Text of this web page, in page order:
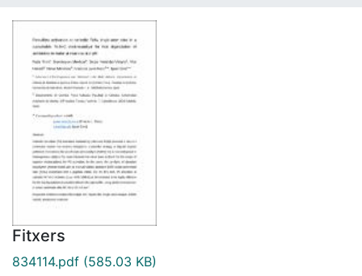
Fitxers
834114.pdf (585.03 KB)